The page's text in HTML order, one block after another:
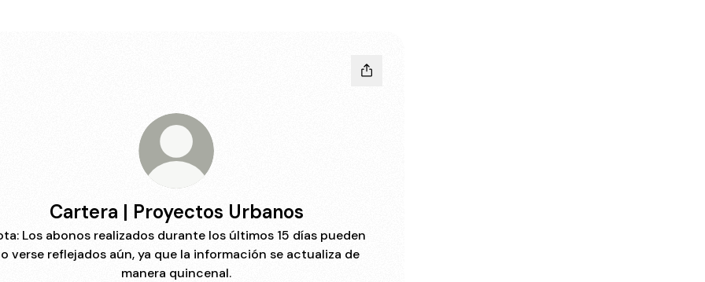
Cartera | Proyectos Urbanos
Los abonos realizados durante los últimos 15 días pueden
verse reflejados aún, ya que la información se actualiza de
manera quincenal.